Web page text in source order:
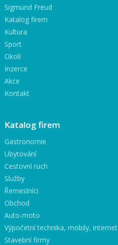
Sigmund Freud
Katalog firem
Kultura
Sport
Okolí
Inzerce
Akce
Kontakt
Katalog firem
Gastronomie
Ubytování
Cestovní ruch
Služby
Řemeslníci
Obchod
Auto-moto
Výpočetní technika, mobily, internet
Stavební firmy